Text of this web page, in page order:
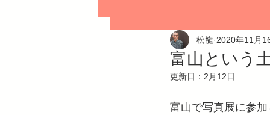
Abox Class
富山という
松龍 2020年11月
更新日： 2月12日
富山で写真展に参加